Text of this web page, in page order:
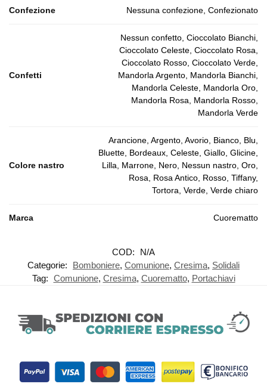
Confezione Nessuna confezione, Confezionato
Confetti
Nessun confetto, Cioccolato Bianchi,
Cioccolato Celeste, Cioccolato Rosa,
Cioccolato Rosso, Cioccolato Verde,
Mandorla Argento, Mandorla Bianchi,
Mandorla Celeste, Mandorla Oro,
Mandorla Rosa, Mandorla Rosso,
Mandorla Verde
Colore nastro
Arancione, Argento, Avorio, Bianco, Blu,
Bluette, Bordeaux, Celeste, Giallo, Glicine,
Lilla, Marrone, Nero, Nessun nastro, Oro,
Rosa, Rosa Antico, Rosso, Tiffany,
Tortora, Verde, Verde chiaro
Marca Cuorematto
COD:
N/A
Categorie:
Bomboniere, Comunione, Cresima, Solidali
Tag: Comunione, Cresima, Cuorematto, Portachiavi